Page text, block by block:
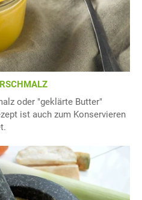
oder "geklärte Butter"
ist auch zum Konservieren